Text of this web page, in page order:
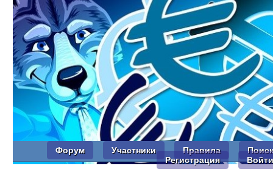
Форум Участники Правила
Поиск
Регистрация
Войти